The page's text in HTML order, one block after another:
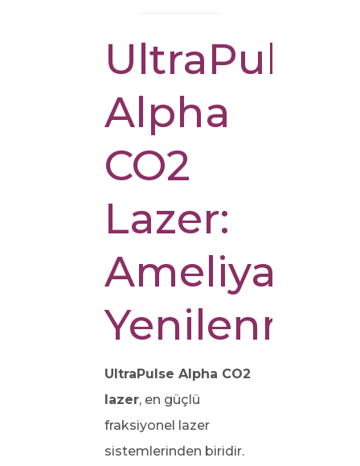
UltraPulse
Alpha
CO2
Lazer:
Ameliyatsız
Yenilenme
UltraPulse Alpha CO2
lazer, en güçlü
fraksiyonel lazer
sistemlerinden biridir.